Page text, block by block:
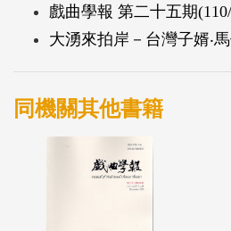
戲曲學報 第二十五期
大湧來拍岸－台灣子婿‧
同機關其他書籍